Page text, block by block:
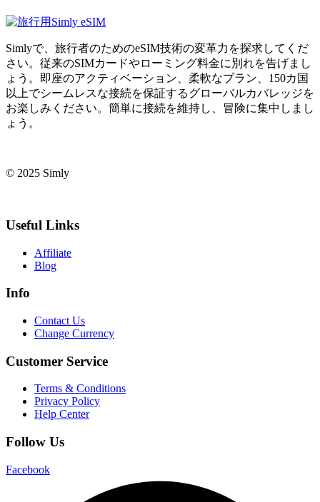
Simlyで、旅行者のためのeSIM技術の変革力を探求してくだ
さい。従来のSIMカードやローミング料金に別れを告げまし
ょう。即座のアクティベーション、柔軟なプラン、150カ国
以上でシームレスな接続を保証するグローバルカバレッジを
お楽しみください。簡単に接続を維持し、冒険に集中しまし
ょう。
© 2025 Simly
Useful Links
Affiliate
Blog
Info
Contact Us
Change Currency
Customer Service
Terms & Conditions
Privacy Policy
Help Center
Follow Us
Facebook